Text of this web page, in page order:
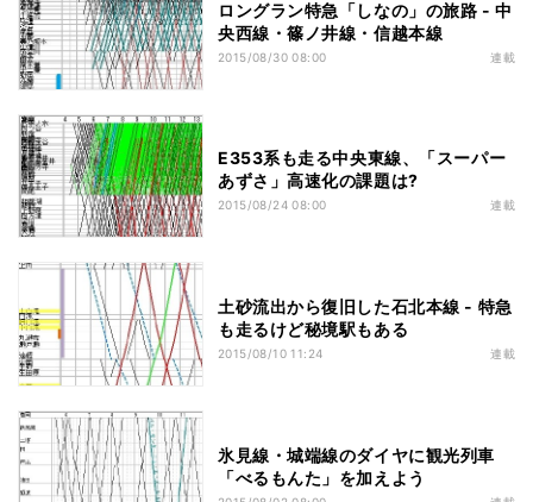
ロングラン特急「しなの」の旅路 - 中
央西線・篠ノ井線・信越本線
2015/08/30 08:00 連載
E353系も走る中央東線、「スーパー
あずさ」高速化の課題は?
2015/08/24 08:00 連載
土砂流出から復旧した石北本線 - 特急
も走るけど秘境駅もある
2015/08/10 11:24 連載
氷見線・城端線のダイヤに観光列車
「べるもんた」を加えよう